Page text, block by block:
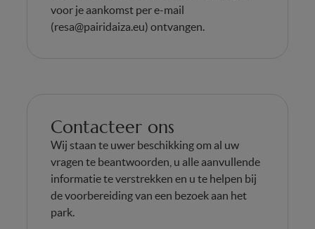
voor je aankomst per e-mail
(resa@pairidaiza.eu) ontvangen.
Contacteer ons
Wij staan te uwer beschikking om al uw
vragen te beantwoorden, u alle aanvullende
informatie te verstrekken en u te helpen bij
de voorbereiding van een bezoek aan het
park.